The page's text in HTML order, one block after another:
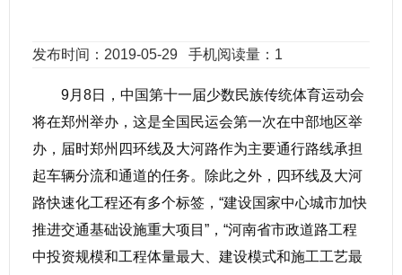
发布时间：2019-05-29 手机阅读量：1
9月8日，中国第十一届少数民族传统体育运动会
将在郑州举办，这是全国民运会第一次在中部地区举
办，届时郑州四环线及大河路作为主要通行路线承担
起车辆分流和通道的任务。除此之外，四环线及大河
路快速化工程还有多个标签，“建设国家中心城市加快
推进交通基础设施重大项目”，“河南省市政道路工程
中投资规模和工程体量最大、建设模式和施工工艺最